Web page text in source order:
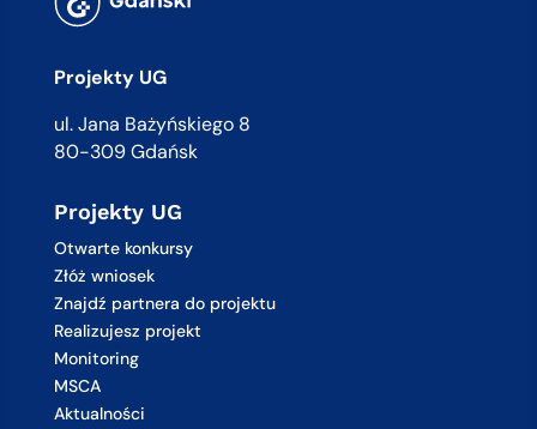
Projekty UG
ul. Jana Bażyńskiego 8
80-309 Gdańsk
Projekty UG
Otwarte konkursy
Złóż wniosek
Znajdź partnera do projektu
Realizujesz projekt
Monitoring
MSCA
Aktualności